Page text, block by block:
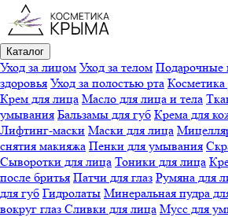
Каталог
Уход за лицом Уход за телом Подарочные
здоровья Уход за полостью рта
Крем для лица Масло для лица и тела
умывания Бальзамы для губ Крема для
Лифтинг-маски Маски для лица
снятия макияжа Пенки для умывания
Сыворотки для лица Тоники для лица
после бритья Патчи для глаз Румяна для
для губ Гидролаты Минеральная пудра
вокруг глаз Сливки для лица Мусс для